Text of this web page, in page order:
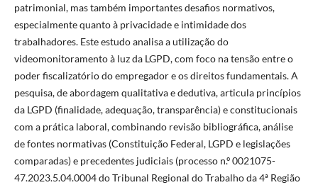
patrimonial, mas também importantes desafios normativos,
especialmente quanto à privacidade e intimidade dos
trabalhadores. Este estudo analisa a utilização do
videomonitoramento à luz da LGPD, com foco na tensão entre o
poder fiscalizatório do empregador e os direitos fundamentais. A
pesquisa, de abordagem qualitativa e dedutiva, articula princípios
da LGPD (finalidade, adequação, transparência) e constitucionais
com a prática laboral, combinando revisão bibliográfica, análise
de fontes normativas (Constituição Federal, LGPD e legislações
comparadas) e precedentes judiciais (processo n.º 0021075-
47.2023.5.04.0004 do Tribunal Regional do Trabalho da 4ª Região